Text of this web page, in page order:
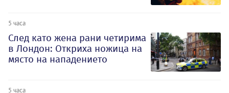
5 часа
След като жена рани четирима
в Лондон: Откриха ножица на
място на нападението
5 часа